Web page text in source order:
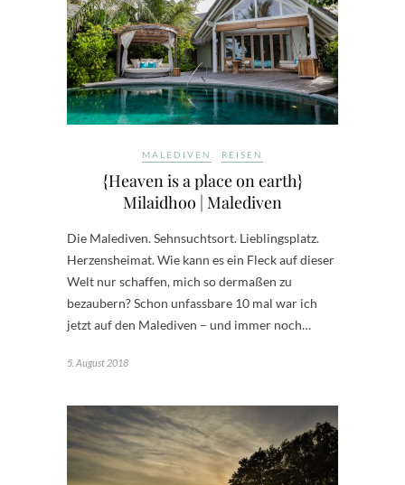
MALEDIVEN REISEN
{Heaven is a place on earth}
Milaidhoo | Malediven
Die Malediven. Sehnsuchtsort. Lieblingsplatz.
Herzensheimat. Wie kann es ein Fleck auf dieser
Welt nur schaffen, mich so dermaßen zu
bezaubern? Schon unfassbare 10 mal war ich
jetzt auf den Malediven – und immer noch…
5. August 2018